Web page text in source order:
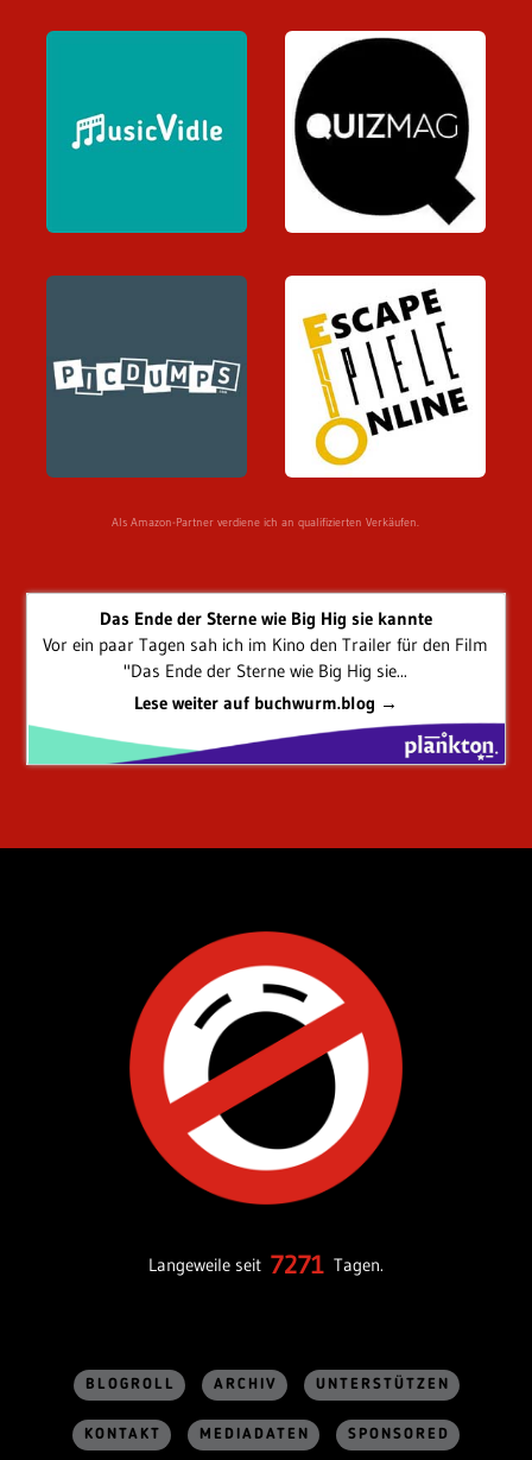
Als Amazon-Partner verdiene ich an qualifizierten Verkäufen.
Das Ende der Sterne wie Big Hig sie kannte
Vor ein paar Tagen sah ich im Kino den Trailer für den Film
"Das Ende der Sterne wie Big Hig sie...
Lese weiter auf buchwurm.blog →
Langeweile seit 7271 Tagen.
BLOGROLL ARCHIV UNTERSTÜTZEN
KONTAKT MEDIADATEN SPONSORED